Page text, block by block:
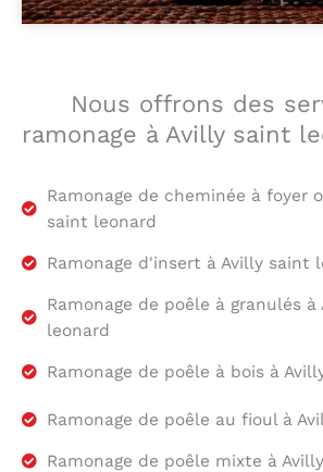
Nous offrons des
ramonage à Avilly saint
Ramonage de cheminée à foyer
saint leonard
Ramonage d'insert à Avilly saint
Ramonage de poêle à granulés à
leonard
Ramonage de poêle à bois à
Ramonage de poêle au fioul à
Ramonage de poêle mixte à